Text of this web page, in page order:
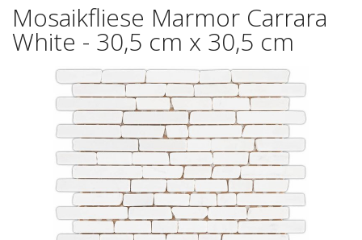
Mosaikfliese Marmor Carrara
White - 30,5 cm x 30,5 cm